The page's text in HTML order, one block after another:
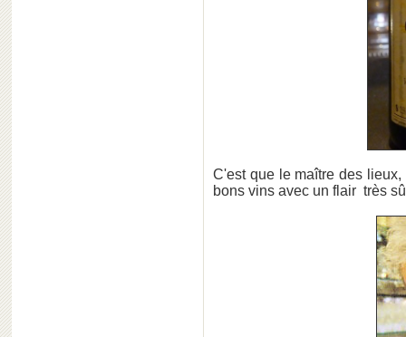
C'est que le maître des lieux,
bons vins avec un flair très